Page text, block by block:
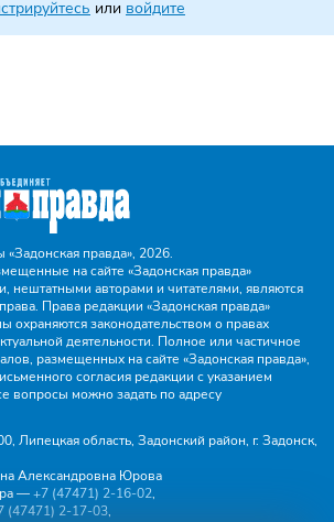
или войдите
правда», 2026.
на сайте «Задонская правда»
нештатными авторами и читателями, являются
Права редакции «Задонская правда»
охраняются законодательством о правах
деятельности. Полное или частичное
размещенных на сайте «Задонская правда»,
согласия редакции с указанием
вопросы можно задать по адресу
Липецкая область, Задонский район, г. Задонск,
Александровна Юрова
—+7 (47471) 2‑16‑02,
(47471) 2‑17‑03,